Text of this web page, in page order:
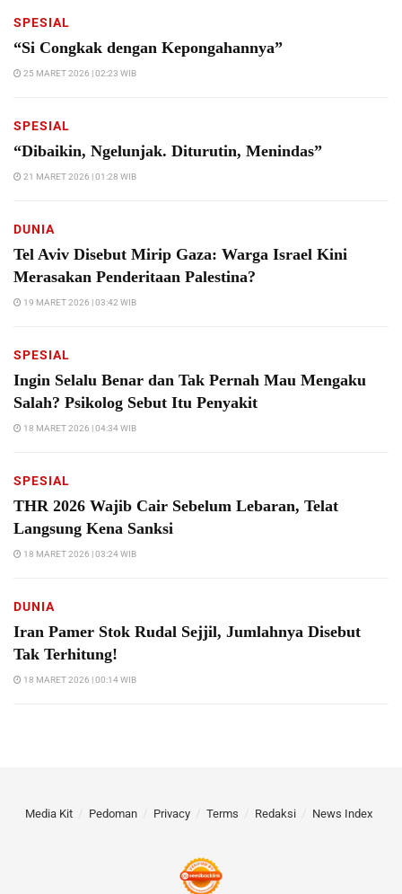
SPESIAL
“Si Congkak dengan Kepongahannya”
25 MARET 2026 | 02:23 WIB
SPESIAL
“Dibaikin, Ngelunjak. Diturutin, Menindas”
21 MARET 2026 | 01:28 WIB
DUNIA
Tel Aviv Disebut Mirip Gaza: Warga Israel Kini
Merasakan Penderitaan Palestina?
19 MARET 2026 | 03:42 WIB
SPESIAL
Ingin Selalu Benar dan Tak Pernah Mau Mengaku
Salah? Psikolog Sebut Itu Penyakit
18 MARET 2026 | 04:34 WIB
SPESIAL
THR 2026 Wajib Cair Sebelum Lebaran, Telat
Langsung Kena Sanksi
18 MARET 2026 | 03:24 WIB
DUNIA
Iran Pamer Stok Rudal Sejjil, Jumlahnya Disebut
Tak Terhitung!
18 MARET 2026 | 00:14 WIB
Media Kit Pedoman Privacy Terms Redaksi News Index